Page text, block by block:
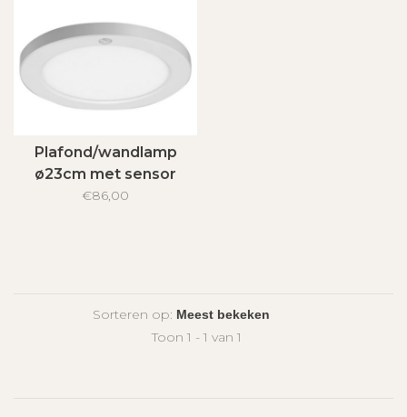
Plafond/wandlamp
ø23cm met sensor
3000K/4000K/6000K
€86,00
Sorteren op:
Toon 1 - 1 van 1